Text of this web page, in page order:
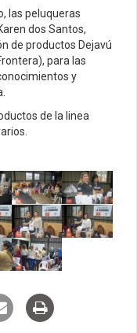
las peluqueras
dos Santos,
de productos Dejavú
para las
y
de la linea